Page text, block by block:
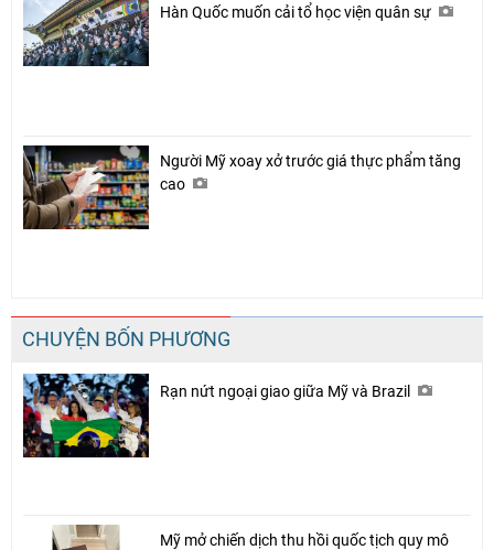
Hàn Quốc muốn cải tổ học viện quân sự
Người Mỹ xoay xở trước giá thực phẩm tăng
cao
CHUYỆN BỐN PHƯƠNG
Rạn nứt ngoại giao giữa Mỹ và Brazil
Mỹ mở chiến dịch thu hồi quốc tịch quy mô